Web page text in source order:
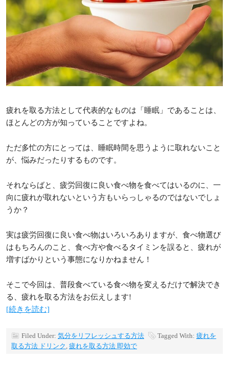
疲れを取る方法として代表的なものは「睡眠」であることは、
ほとんどの方が知っていることですよね。
ただ多忙の方にとっては、睡眠時間を思うように取れないこと
が、悩みだったりするものです。
それならばと、疲労回復に良い食べ物を食べてはいるのに、一
向に疲れが取れないという方もいらっしゃるのではないでしょ
うか？
実は疲労回復に良い食べ物はいろいろありますが、食べ物選び
はもちろんのこと、食べ方や食べるタイミンを誤ると、疲れが
増すばかりという事態になりかねません！
そこで今回は、普段食べている食べ物を変えるだけで解決でき
る、疲れを取る方法をお伝えします!
[続きを読む]
Filed Under: 気分をリフレッシュする方法 Tagged With: 疲れを
取る方法 ドリンク , 疲れを取る方法 即効で